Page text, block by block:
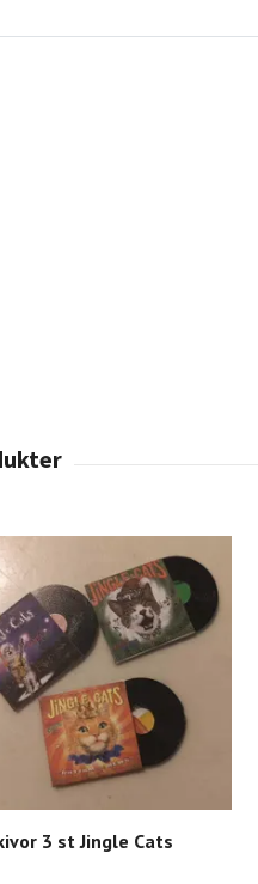
3 st Jingle Cats